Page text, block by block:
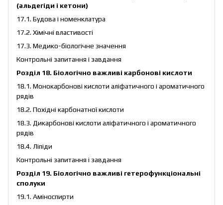
(альдегіди і кетони)
17.1. Будова і номенклатура
17.2. Хімічні властивості
17.3. Медико-біологічне значення
Контрольні запитання і завдання
Розділ 18. Біологічно важливі карбонові кислоти
18.1. Монокарбонові кислоти аліфатичного і ароматичного
рядів
18.2. Похідні карбонатної кислоти
18.3. Дикарбонові кислоти аліфатичного і ароматичного
рядів
18.4. Ліпіди
Контрольні запитання і завдання
Розділ 19. Біологічно важливі гетерофункціональні
сполуки
19.1. Аміноспирти